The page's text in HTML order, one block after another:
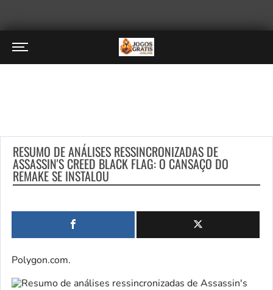
RESUMO DE ANÁLISES RESSINCRONIZADAS DE
ASSASSIN'S CREED BLACK FLAG: O CANSAÇO DO
REMAKE SE INSTALOU
Polygon.com.